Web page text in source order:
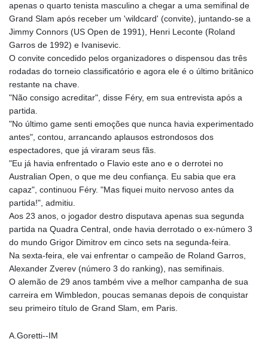
apenas o quarto tenista masculino a chegar a uma semifinal de
Grand Slam após receber um 'wildcard' (convite), juntando-se a
Jimmy Connors (US Open de 1991), Henri Leconte (Roland
Garros de 1992) e Ivanisevic.
O convite concedido pelos organizadores o dispensou das três
rodadas do torneio classificatório e agora ele é o último britânico
restante na chave.
"Não consigo acreditar", disse Féry, em sua entrevista após a
partida.
"No último game senti emoções que nunca havia experimentado
antes", contou, arrancando aplausos estrondosos dos
espectadores, que já viraram seus fãs.
"Eu já havia enfrentado o Flavio este ano e o derrotei no
Australian Open, o que me deu confiança. Eu sabia que era
capaz", continuou Féry. "Mas fiquei muito nervoso antes da
partida!", admitiu.
Aos 23 anos, o jogador destro disputava apenas sua segunda
partida na Quadra Central, onde havia derrotado o ex-número 3
do mundo Grigor Dimitrov em cinco sets na segunda-feira.
Na sexta-feira, ele vai enfrentar o campeão de Roland Garros,
Alexander Zverev (número 3 do ranking), nas semifinais.
O alemão de 29 anos também vive a melhor campanha de sua
carreira em Wimbledon, poucas semanas depois de conquistar
seu primeiro título de Grand Slam, em Paris.
A.Goretti--IM